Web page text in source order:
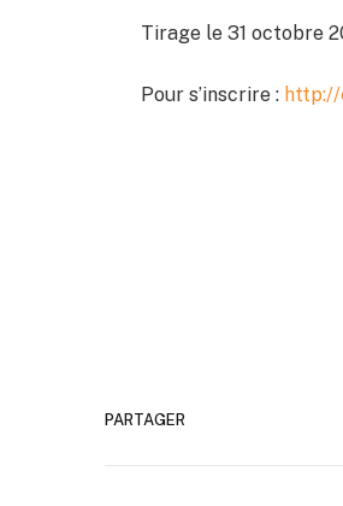
Tirage le 31 octobre
Pour s’inscrire :
PARTAGER